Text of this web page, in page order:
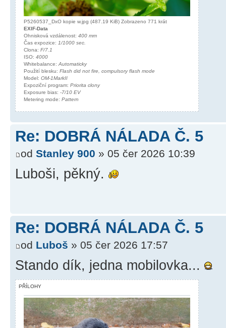
P5260537_DxO kopie w.jpg (487.19 KiB) Zobrazeno 771 krát
EXIF-Data
Ohnisková vzdálenost: 400 mm
Čas expozice: 1/1000 sec.
Clona: F/7.1
ISO: 4000
Whitebalance: Automaticky
Použití blesku: Flash did not fire, compulsory flash mode
Model: OM-1MarkII
Expoziční program: Priorita clony
Exposure bias: -7/10 EV
Metering mode: Pattern
Re: DOBRÁ NÁLADA Č. 5
od Stanley 900 » 05 čer 2026 10:39
Luboši, pěkný.
Re: DOBRÁ NÁLADA Č. 5
od Luboš » 05 čer 2026 17:57
Stando dík, jedna mobilovka...
PŘÍLOHY